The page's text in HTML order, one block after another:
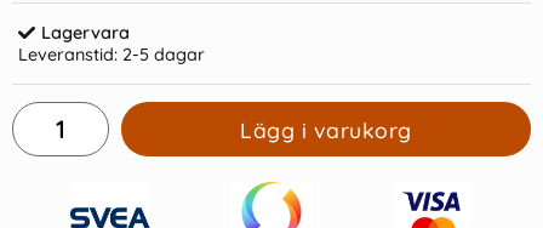
Lagervara
Leveranstid: 2-5 dagar
Lägg i varukorg